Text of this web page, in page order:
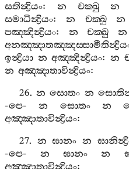
සතින්‍ද්‍රියං: න චක‍්ඛු න
සමාධින්‍ද්‍රියං:න චක‍්ඛු න
පඤ‍්ඤින්‍ද්‍රියං: න චක‍්ඛු න
ඉන්‍ද්‍රියා න අඤ‍්ඤින්‍ද්‍රියං: න
න අඤ‍්ඤාතාවින්‍ද්‍රියං:
26. න සොතං න
-පෙ-න සොතං න
අඤ‍්ඤාතාවින්‍ද්‍රියං:
27. න ඝානං න
-පෙ-න ඝානං න